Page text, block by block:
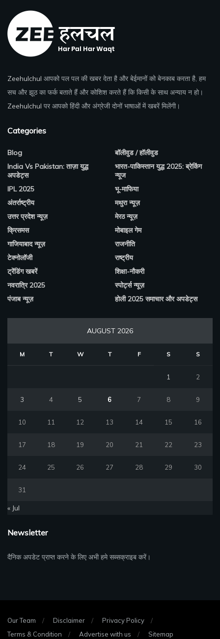
Zeehulchul आपको पल पल की खबर देता है और बेईमानों को बेनकाब करता है, हम
सच और झूठ का फर्क बताते हैं और कोशिश करते हैं कि किसी के साथ अन्याय न हो।
Zeehulchul पर आपको हिंदी और अंग्रेजी दोनों भाषाओं में खबरें मिलेंगी।
Categories
Blog
India Vs Pakistan: ताज़ा युद्ध
अपडेट्स
IPL 2025
अंतर्राष्ट्रीय
उत्तर प्रदेश न्यूज़
क्रिसमस
गाजियाबाद न्यूज़
टेक्नोलॉजी
ट्रेंडिंग खबरें
नवरात्रि 2025
पंजाब न्यूज़
बॉलीवुड / हॉलीवुड
भारत-पाकिस्तान युद्ध 2025: ब्रेकिंग
न्यूज
भू-माफिया
मथुरा न्यूज़
मेरठ न्यूज़
मोबाइल गेम
राजनीति
राष्ट्रीय
शिक्षा-नौकरी
स्पोर्ट्स न्यूज़
होली 2025 समाचार और अपडेट्स
AUGUST 2026
M T W T F S S
1 2
3 4 5 6 7 8 9
10 11 12 13 14 15 16
17 18 19 20 21 22 23
24 25 26 27 28 29 30
31
« Jul
Newsletter
दैनिक अपडेट प्राप्त करने के लिए अभी हमे सब्सक्राइब करें।
Our Team Disclaimer
Privacy Policy
Terms & Condition
Advertise with us Sitemap